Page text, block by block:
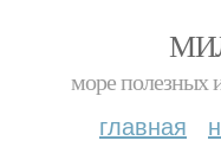
море полезных
главная